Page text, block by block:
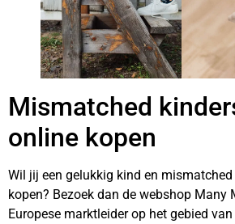
Mismatched
online kopen
Wil jij een gelukkig kind en mismatched
kopen? Bezoek dan de webshop Many
Europese marktleider op het gebied